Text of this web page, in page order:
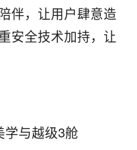
伴，让用户肆意造
安全技术加持，让
学与越级3舱